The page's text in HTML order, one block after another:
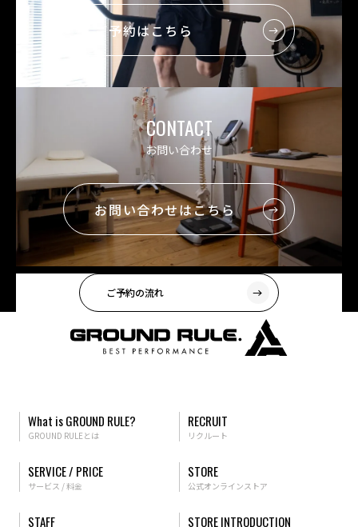
ご予約はこちら
CONTACT
お問い合わせ
お問い合わせはこちら
ご予約の流れ
What is GROUND RULE?
GROUND RULEとは
SERVICE / PRICE
サービス / 料金
STAFF
RECRUIT
リクルート
STORE
公式オンラインストア
STORE INTRODUCTION